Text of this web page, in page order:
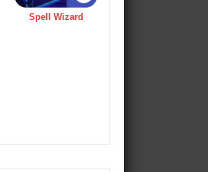
Spell Wizard